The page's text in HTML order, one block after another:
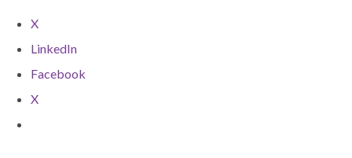
X
LinkedIn
Facebook
X